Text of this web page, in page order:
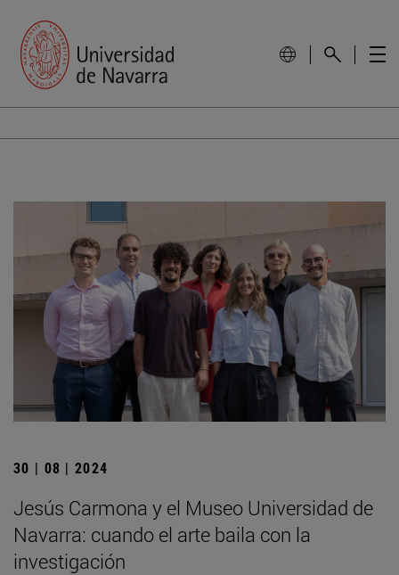
30 | 08 | 2024
Jesús Carmona y el Museo Universidad de
Navarra: cuando el arte baila con la
investigación